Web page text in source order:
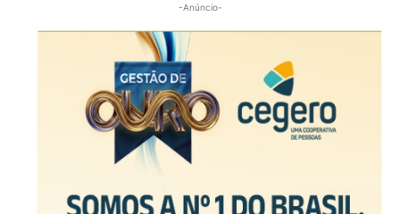
-Anúncio-